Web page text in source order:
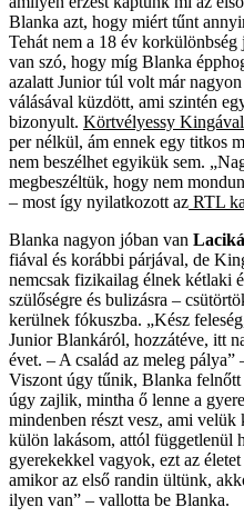
Blanka azt, hogy miért tűnt
Tehát nem a 18 év korkülönbség
van szó, hogy míg Blanka
azalatt Junior túl volt már
válásával küzdött, ami szintén
bizonyult. Körtvélyessy Kingával
per nélkül, ám ennek egy titkos
nem beszélhet egyikük sem.
megbeszéltük, hogy nem
– most így nyilatkozott az RTL
Blanka nagyon jóban van
fiával és korábbi párjával, de
nemcsak fizikailag élnek kétlaki
szülőségre és bulizásra –
kerülnek fókuszba. „Kész
Junior Blankáról, hozzátéve, itt
évet. – A család az meleg pálya”
Viszont úgy tűnik, Blanka felnőtt
úgy zajlik, mintha ő lenne a
mindenben részt vesz, ami
külön lakásom, attól függetlenül
gyerekekkel vagyok, ezt az
amikor az első randin ültünk,
ilyen van” – vallotta be Blanka.